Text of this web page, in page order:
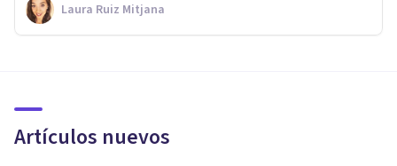
Laura Ruiz Mitjana
Artículos nuevos